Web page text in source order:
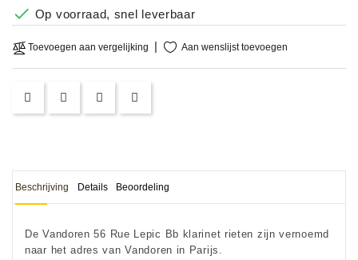
VERHUUR,
SERVICE
&
DIENSTEN
 Op voorraad, snel leverbaar
Toevoegen aan vergelijking Aan wenslijst toevoegen
Beschrijving Details Beoordeling
DeVandoren 56 Rue Lepic Bb klarinet rieten zijn vernoemd
naar het adres vanVandoren in Parijs.